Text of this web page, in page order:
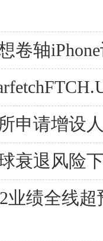
卷轴
申请增设
衰退风险
业绩全线